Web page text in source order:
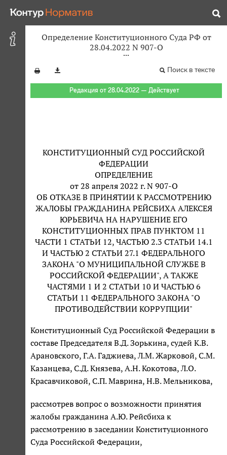
Определение Конституционного Суда РФ от
28.04.2022 N 907-О
Поиск в тексте
Редакция от 28.04.2022 — Действует
КОНСТИТУЦИОННЫЙ СУД РОССИЙСКОЙ
ФЕДЕРАЦИИ
ОПРЕДЕЛЕНИЕ
от 28 апреля 2022 г. N 907-О
ОБ ОТКАЗЕ В ПРИНЯТИИ К РАССМОТРЕНИЮ
ЖАЛОБЫ ГРАЖДАНИНА РЕЙСБИХА АЛЕКСЕЯ
ЮРЬЕВИЧА НА НАРУШЕНИЕ ЕГО
КОНСТИТУЦИОННЫХ ПРАВ ПУНКТОМ 11
ЧАСТИ 1 СТАТЬИ 12, ЧАСТЬЮ 2.3 СТАТЬИ 14.1
И ЧАСТЬЮ 2 СТАТЬИ 27.1 ФЕДЕРАЛЬНОГО
ЗАКОНА "О МУНИЦИПАЛЬНОЙ СЛУЖБЕ В
РОССИЙСКОЙ ФЕДЕРАЦИИ", А ТАКЖЕ
ЧАСТЯМИ 1 И 2 СТАТЬИ 10 И ЧАСТЬЮ 6
СТАТЬИ 11 ФЕДЕРАЛЬНОГО ЗАКОНА "О
ПРОТИВОДЕЙСТВИИ КОРРУПЦИИ"
Конституционный Суд Российской Федерации в
составе Председателя В.Д. Зорькина, судей К.В.
Арановского, Г.А. Гаджиева, Л.М. Жарковой, С.М.
Казанцева, С.Д. Князева, А.Н. Кокотова, Л.О.
Красавчиковой, С.П. Маврина, Н.В. Мельникова,
рассмотрев вопрос о возможности принятия
жалобы гражданина А.Ю. Рейсбиха к
рассмотрению в заседании Конституционного
Суда Российской Федерации,